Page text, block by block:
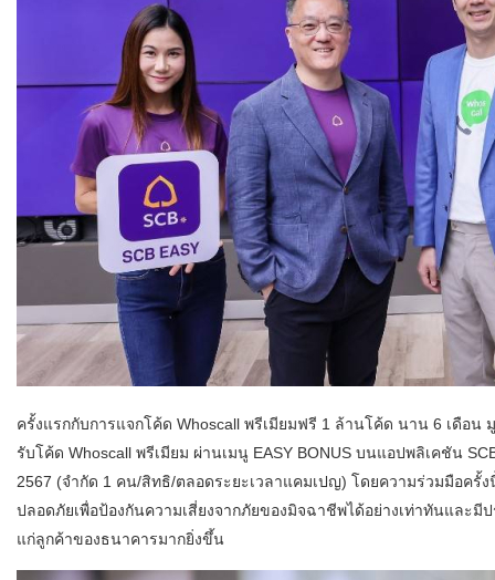
ครั้งแรกกับการแจกโค้ด Whoscall พรีเมียมฟรี 1 ล้านโค้ด นาน 6 เดือน
รับโค้ด Whoscall พรีเมียม ผ่านเมนู EASY BONUS บนแอปพลิเคชัน
2567 (จำกัด 1 คน/สิทธิ/ตลอดระยะเวลาแคมเปญ) โดยความร่วมมือครั้
ปลอดภัยเพื่อป้องกันความเสี่ยงจากภัยของมิจฉาชีพได้อย่างเท่าทันและ
แก่ลูกค้าของธนาคารมากยิ่งขึ้น